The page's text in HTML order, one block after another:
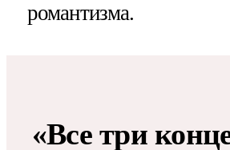
романтизма.
«Все три